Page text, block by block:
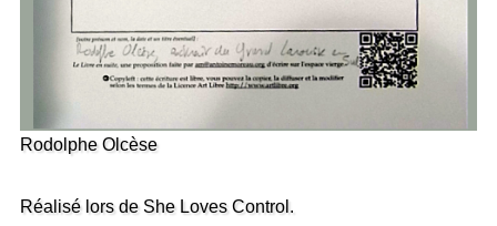
Rodolphe Olcèse
Réalisé lors de She Loves Control.